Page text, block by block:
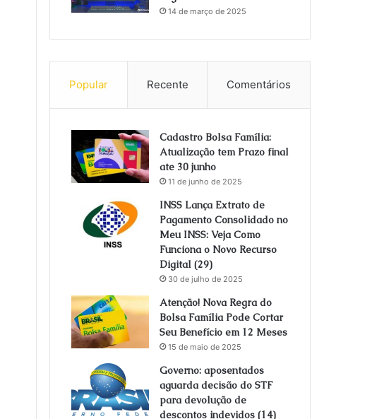
14 de março de 2025
Popular Recente Comentários
Cadastro Bolsa Família:
Atualização tem Prazo final
ate 30 junho
11 de junho de 2025
INSS Lança Extrato de
Pagamento Consolidado no
Meu INSS: Veja Como
Funciona o Novo Recurso
Digital (29)
30 de julho de 2025
Atenção! Nova Regra do
Bolsa Família Pode Cortar
Seu Benefício em 12 Meses
15 de maio de 2025
Governo: aposentados
aguarda decisão do STF
para devolução de
descontos indevidos (14)